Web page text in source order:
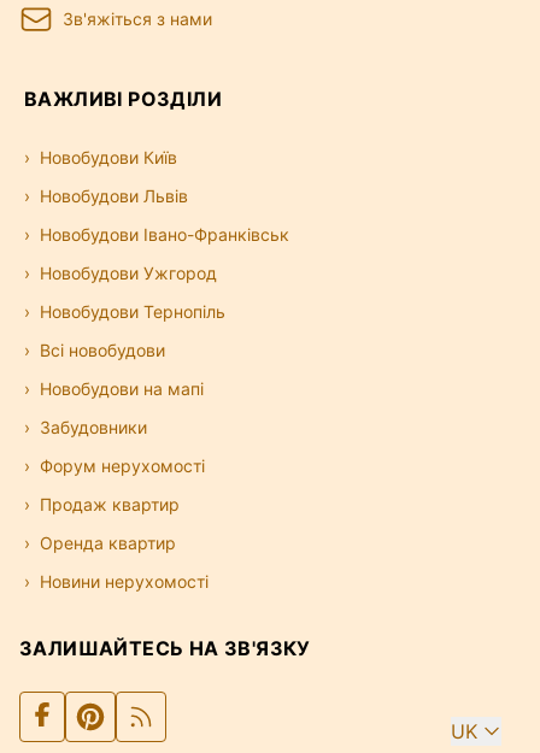
Зв'яжіться з нами
ВАЖЛИВІ РОЗДІЛИ
Новобудови Київ
Новобудови Львів
Новобудови Івано-Франківськ
Новобудови Ужгород
Новобудови Тернопіль
Всі новобудови
Новобудови на мапі
Забудовники
Форум нерухомості
Продаж квартир
Оренда квартир
Новини нерухомості
ЗАЛИШАЙТЕСЬ НА ЗВ'ЯЗКУ
UK